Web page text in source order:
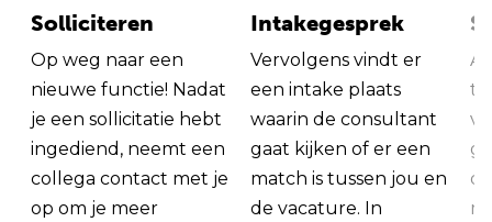
Solliciteren
Op weg naar een
nieuwe functie! Nadat
je een sollicitatie hebt
ingediend, neemt een
collega contact met je
op om je meer
Intakegesprek
Vervolgens vindt er
een intake plaats
waarin de consultant
gaat kijken of er een
match is tussen jou en
de vacature. In